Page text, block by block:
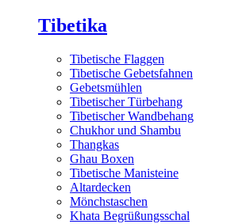
Tibetika
Tibetische Flaggen
Tibetische Gebetsfahnen
Gebetsmühlen
Tibetischer Türbehang
Tibetischer Wandbehang
Chukhor und Shambu
Thangkas
Ghau Boxen
Tibetische Manisteine
Altardecken
Mönchstaschen
Khata Begrüßungsschal